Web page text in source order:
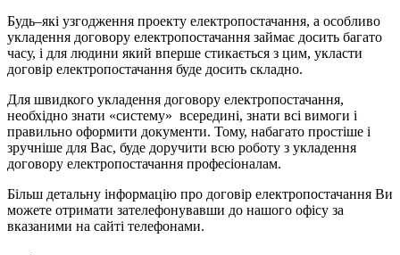
Будь–які узгодження проекту електропостачання, а особливо
укладення договору електропостачання займає досить багато
часу, і для людини який вперше стикається з цим, укласти
договір електропостачання буде досить складно.
Для швидкого укладення договору електропостачання,
необхідно знати «систему» всередині, знати всі вимоги і
правильно оформити документи. Тому, набагато простіше і
зручніше для Вас, буде доручити всю роботу з укладення
договору електропостачання професіоналам.
Більш детальну інформацію про договір електропостачання Ви
можете отримати зателефонувавши до нашого офісу за
вказаними на сайті телефонами.